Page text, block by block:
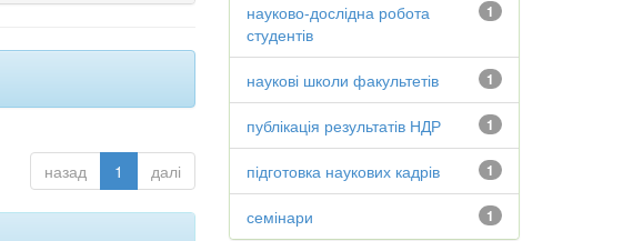
назад 1 далі
1
науково-дослідна робота
студентів
1
наукові школи факультетів
1
публікація результатів НДР
1
підготовка наукових кадрів
1
семінари